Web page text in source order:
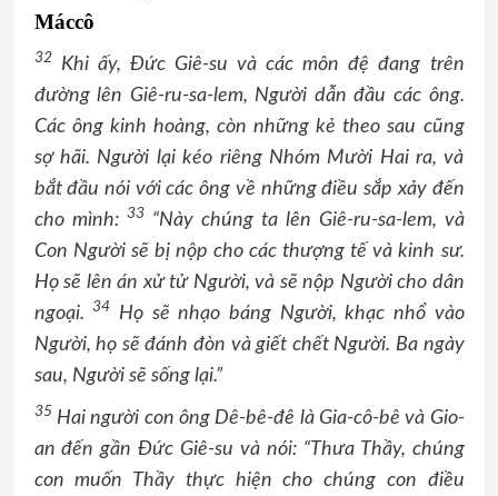
Máccô
32
Khi ấy, Đức Giê-su và các môn đệ đang trên
đường lên Giê-ru-sa-lem, Người dẫn đầu các ông.
Các ông kinh hoàng, còn những kẻ theo sau cũng
sợ hãi. Người lại kéo riêng Nhóm Mười Hai ra, và
bắt đầu nói với các ông về những điều sắp xảy đến
cho mình: 33
“Này chúng ta lên Giê-ru-sa-lem, và
Con Người sẽ bị nộp cho các thượng tế và kinh sư.
Họ sẽ lên án xử tử Người, và sẽ nộp Người cho dân
ngoại.34
Họ sẽ nhạo báng Người, khạc nhổ vào
Người, họ sẽ đánh đòn và giết chết Người. Ba ngày
sau, Người sẽ sống lại.”
35 Hai người con ông Dê-bê-đê là Gia-cô-bê và Gio-
an đến gần Đức Giê-su và nói: “Thưa Thầy, chúng
con muốn Thầy thực hiện cho chúng con điều